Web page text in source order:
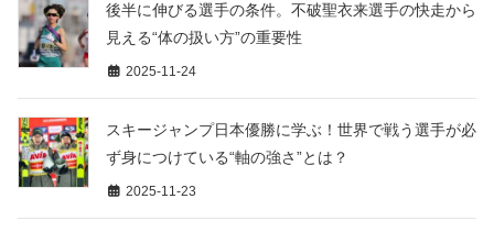
後半に伸びる選手の条件。不破聖衣来選手の快走から
見える“体の扱い方”の重要性
2025-11-24
スキージャンプ日本優勝に学ぶ！世界で戦う選手が必
ず身につけている“軸の強さ”とは？
2025-11-23